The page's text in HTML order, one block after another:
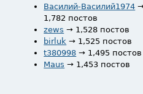
Василий-Василий1974
1,782 постов
zews → 1,528 постов
birluk → 1,525 постов
t380998 → 1,495 постов
Maus → 1,453 постов